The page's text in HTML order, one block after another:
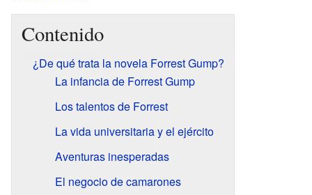
Contenido
¿De qué trata la novela Forrest Gump?
La infancia de Forrest Gump
Los talentos de Forrest
La vida universitaria y el ejército
Aventuras inesperadas
El negocio de camarones